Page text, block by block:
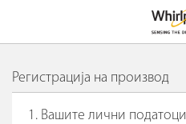
Регистрација на производ
1. Вашите лични податоци